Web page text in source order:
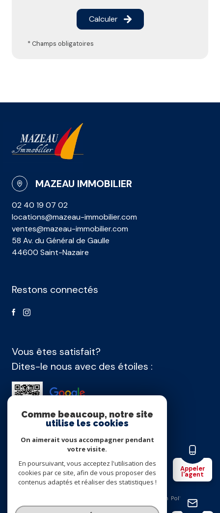
Appeler
l'agent
Calculer
* Champs obligatoires
MAZEAU IMMOBILIER
02 40 19 07 02
locations@mazeau-immobilier.com
ventes@mazeau-immobilier.com
58 Av. du Général de Gaulle
44600 Saint-Nazaire
Restons connectés
Vous êtes satisfait?
Dites-le nous avec des étoiles :
Agence membre
Admin Politique
Comme beaucoup, notre site
utilise les cookies
On aimerait vous accompagner pendant
votre visite.
En poursuivant, vous acceptez l'utilisation des
cookies par ce site, afin de vous proposer des
contenus adaptés et réaliser des statistiques !